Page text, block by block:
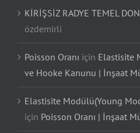
KİRİŞSİZ RADYE TEMEL
özdemirli
Poisson Oranı için Elastisite
ve Hooke Kanunu | İnşaat
Elastisite Modülü(Young
için Poisson Oranı | İnşaat